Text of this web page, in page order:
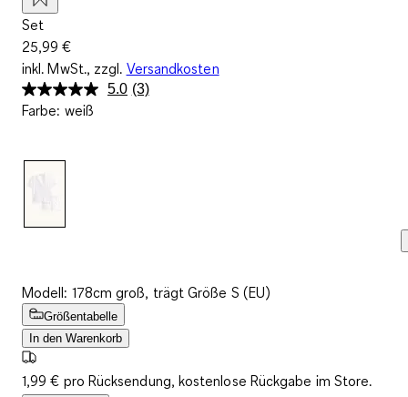
Set
25,99 €
inkl. MwSt., zzgl. Versandkosten
5.0 3
(3)
Farbe: weiß
Modell: 178cm groß, trägt Größe S (EU)
Größentabelle
In den Warenkorb
1,99 € pro Rücksendung, kostenlose Rückgabe im Store.